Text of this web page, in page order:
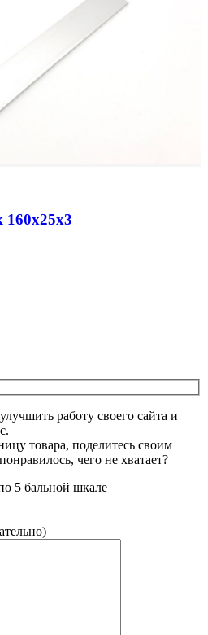
работу своего сайта и
товара, поделитесь своим
чего не хватает?
5 бальной шкале